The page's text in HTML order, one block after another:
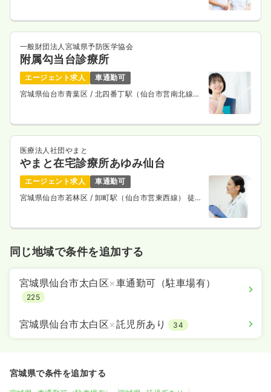
一般財団法人宮城県予防医学協会
附属勾当台診療所
エージェント求人
車通勤可
宮城県仙台市青葉区 / 北四番丁駅（仙台市営南北線）
医療法人社団やまと
やまと在宅診療所あゆみ仙台
エージェント求人
車通勤可
宮城県仙台市若林区 / 卸町駅（仙台市営東西線） 徒歩
同じ地域で条件を追加する
宮城県仙台市太白区×車通勤可（駐車場有）
225
宮城県仙台市太白区×託児所あり 34
宮城県で条件を追加する